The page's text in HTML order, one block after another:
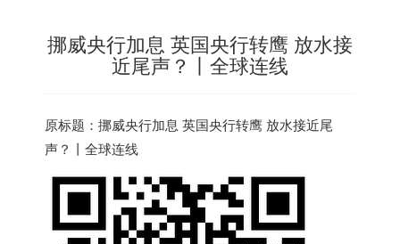
挪威央行加息 英国央行转鹰 放水接
近尾声？丨全球连线
原标题：挪威央行加息 英国央行转鹰 放水接近尾
声？丨全球连线